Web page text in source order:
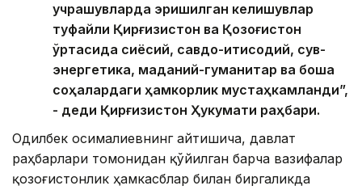
учрашувларда эришилган келишувлар
туфайли Қирғизистон ва Қозоғистон
ўртасида сиёсий, савдо-иқтисодий, сув-
энергетика, маданий-гуманитар ва бошқа
соҳалардаги ҳамкорлик мустаҳкамланди”,
- деди Қирғизистон Ҳукумати раҳбари.
Одилбек Қосималиевнинг айтишича, давлат
раҳбарлари томонидан қўйилган барча вазифалар
қозоғистонлик ҳамкасблар билан биргаликда